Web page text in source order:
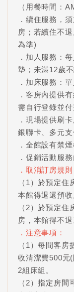
（用餐時間：
．續住服務，
房；若續住不
為準)
．加人服務：
墊；未滿12
．加床服務：
．客房內提供
需自行登錄並
．現場提供刷
銀聯卡、多元
．全館設有禁
．促銷活動服
．取消訂房規則
（1）於預定住
本館得退還預收
（2）於預定
房，本館得不退
．注意事項：
（1）每間客
收清潔費500元
2組床組。
（2）指定房